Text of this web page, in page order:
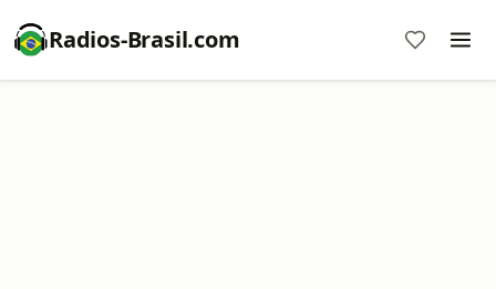
Radios-Brasil.com